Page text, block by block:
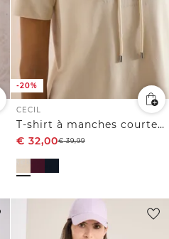
-20%
CECIL
T-shirt à manches courtes avec capuche et inscriptions
€ 32,00€39,99